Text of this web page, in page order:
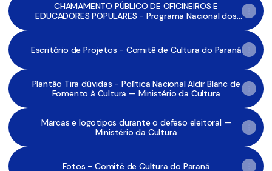
CHAMAMENTO PÚBLICO DE OFICINEIROS E
EDUCADORES POPULARES - Programa Nacional dos
Escritório de Projetos - Comitê de Cultura do Paraná
Plantão Tira dúvidas - Política Nacional Aldir Blanc de
Fomento à Cultura — Ministério da Cultura
Marcas e logotipos durante o defeso eleitoral —
Ministério da Cultura
Fotos - Comitê de Cultura do Paraná